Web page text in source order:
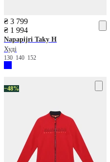
₴ 3 799
₴ 1 994
Napapijri Taky H
Худі
130 140 152
−48%